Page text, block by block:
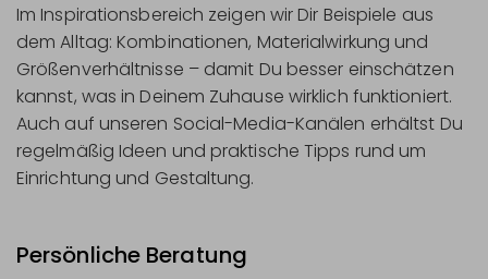
Im Inspirationsbereich zeigen wir Dir Beispiele aus
dem Alltag: Kombinationen, Materialwirkung und
Größenverhältnisse – damit Du besser einschätzen
kannst, was in Deinem Zuhause wirklich funktioniert.
Auch auf unseren Social-Media-Kanälen erhältst Du
regelmäßig Ideen und praktische Tipps rund um
Einrichtung und Gestaltung.
Persönliche Beratung